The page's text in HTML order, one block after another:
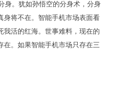
身。犹如孙悟空的分身术，分身
身将不在。智能手机市场表面看
我活的红海。世事难料，现在的
在。如果智能手机市场只存在三